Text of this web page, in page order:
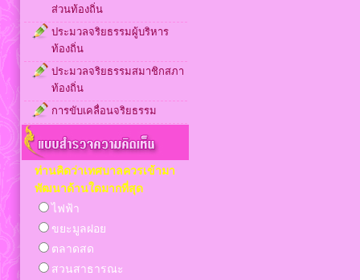
ส่วนท้องถิ่น
ประมวลจริยธรรมผู้บริหาร
ท้องถิ่น
ประมวลจริยธรรมสมาชิกสภา
ท้องถิ่น
การขับเคลื่อนจริยธรรม
ท่านคิดว่าเทศบาลควรเข้ามา
พัฒนาด้านใดมากที่สุด
ไฟฟ้า
ขยะมูลฝอย
ตลาดสด
สวนสาธารณะ